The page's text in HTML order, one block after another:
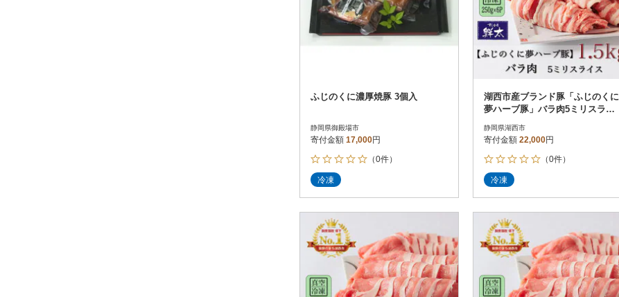
ふじのくに濃厚焼豚 3個入
静岡県御殿場市
寄付金額 17,000円
（0件）
冷凍
湖西市産ブランド豚「ふじのくに
夢ハーブ豚」バラ肉5ミリスライ
静岡県湖西市
寄付金額 22,000円
（0件）
冷凍